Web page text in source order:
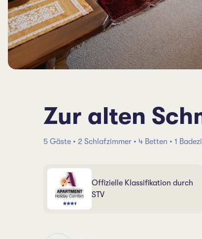
Zur alten
5 Gäste • 2 Schlafzimmer • 4 Betten • 1
Offizielle Klassifikation durch
STV